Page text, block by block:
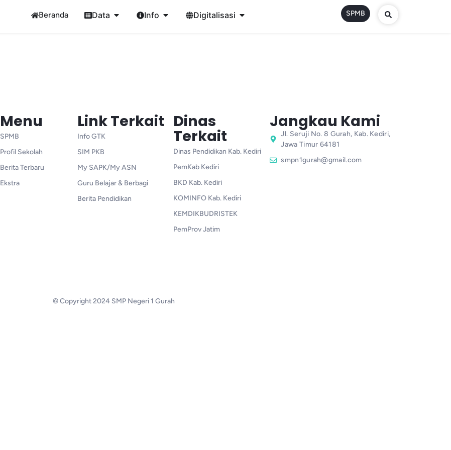
Beranda Data Info Digitalisasi SPMB
Menu
SPMB
Profil Sekolah
Berita Terbaru
Ekstra
Link Terkait
Info GTK
SIM PKB
My SAPK/My ASN
Guru Belajar & Berbagi
Berita Pendidikan
Dinas
Terkait
Dinas Pendidikan Kab. Kediri
PemKab Kediri
BKD Kab. Kediri
KOMINFO Kab. Kediri
KEMDIKBUDRISTEK
PemProv Jatim
Jangkau Kami
Jl. Seruji No. 8 Gurah, Kab. Kediri,
Jawa Timur 64181
smpn1gurah@gmail.com
© Copyright 2024 SMP Negeri 1 Gurah